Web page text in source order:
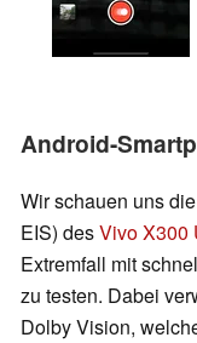
Android-
Wir schauen uns
EIS) desVivo X300
Extremfall mit
zu testen. Dabei
Dolby Vision,